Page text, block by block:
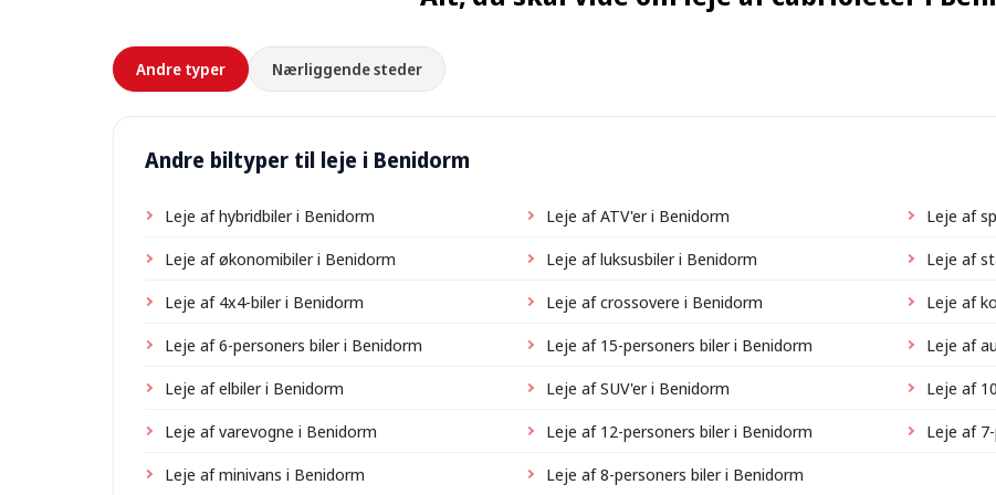
Andre typer Nærliggende steder
Andre biltyper til leje i Benidorm
Leje af hybridbiler i Benidorm Leje af ATV'er i Benidorm
Leje af
Leje af økonomibiler i Benidorm
Leje af luksusbiler i Benidorm
Leje af
Leje af 4x4-biler i Benidorm
Leje af crossovere i Benidorm
Leje af
Leje af 6-personers biler i Benidorm
Leje af 15-personers biler i Benidorm
Leje af
Leje af elbiler i Benidorm
Leje af SUV'er i Benidorm
Leje af
Leje af varevogne i Benidorm
Leje af 12-personers biler i Benidorm
Leje af
Leje af minivans i Benidorm
Leje af 8-personers biler i Benidorm